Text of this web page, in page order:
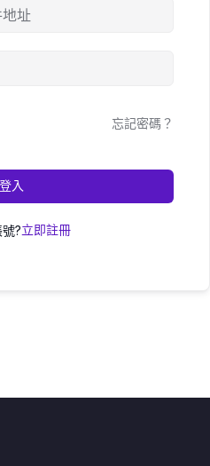
忘記密碼？
登入
?立即註冊